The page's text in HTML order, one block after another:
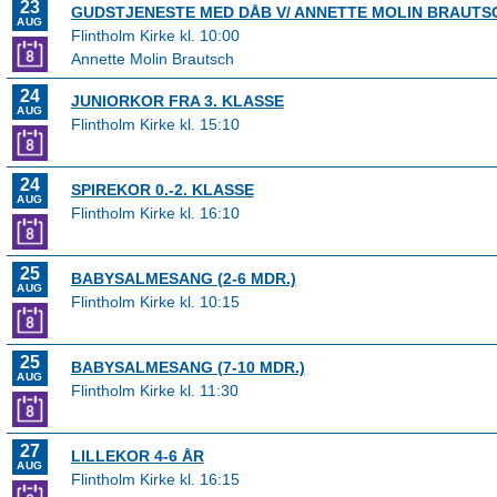
23
AUG
GUDSTJENESTE MED DÅB V/ ANNETTE MOLIN
Flintholm Kirke kl. 10:00
Annette Molin Brautsch
24
AUG
JUNIORKOR FRA 3. KLASSE
Flintholm Kirke kl. 15:10
24
AUG
SPIREKOR 0.-2. KLASSE
Flintholm Kirke kl. 16:10
25
AUG
BABYSALMESANG (2-6 MDR.)
Flintholm Kirke kl. 10:15
25
AUG
BABYSALMESANG (7-10 MDR.)
Flintholm Kirke kl. 11:30
27
AUG
LILLEKOR 4-6 ÅR
Flintholm Kirke kl. 16:15